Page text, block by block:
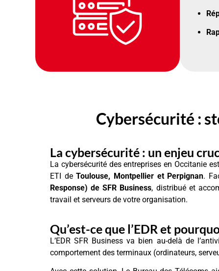
Cybersécurité :
La cybersécurité : un enjeu
La cybersécurité des entreprises en Occitanie
ETI deToulouse, Montpellier et Perpignan.
Response) de SFR Business, distribué et
travail et serveurs de votre organisation.
Qu’est-ce que l’EDR et
L’EDR SFR Business va bien au-delà de
comportement des terminaux (ordinateurs,